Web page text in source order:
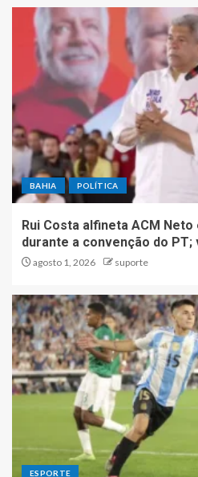
BAHIA POLÍTICA
Rui Costa alfineta ACM
durante a convenção do PT;
agosto 1, 2026 suporte
ESPORTE